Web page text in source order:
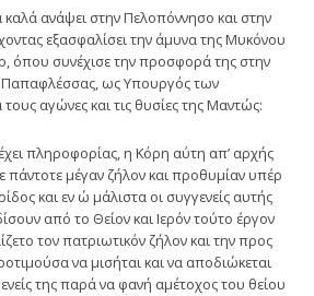
ανάψει στην Πελοπόννησο και στην
εξασφαλίσει την άμυνα της Μυκόνου
όπου συνέχισε την προσφορά της στην
ως Υπουργός των
αγώνες και τις θυσίες της Μαντώς:
πληροφορίας, η Κόρη αύτη απ’ αρχής
πάντοτε μέγαν ζήλον και προθυμίαν υπέρ
και εν ώ μάλιστα οι συγγενείς αυτής
από το Θείον και Ιερόν τούτο έργον
τον πατριωτικόν ζήλον και την προς
να μισήται και να αποδιώκεται
της παρά να φανή αμέτοχος του θείου